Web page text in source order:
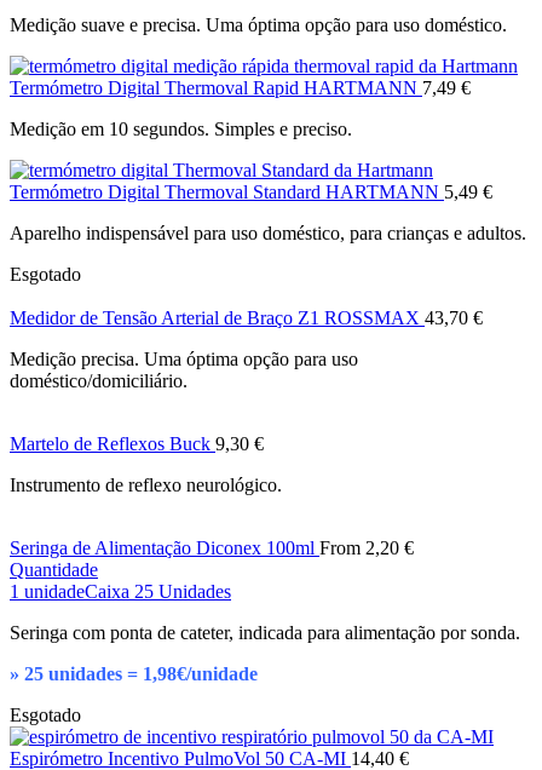
Medição suave e precisa. Uma óptima opção para uso doméstico.
Termómetro Digital Thermoval Rapid HARTMANN 7,49 €
Medição em 10 segundos. Simples e preciso.
Termómetro Digital Thermoval Standard HARTMANN 5,49 €
Aparelho indispensável para uso doméstico, para crianças e adultos.
Esgotado
Medidor de Tensão Arterial de Braço Z1 ROSSMAX 43,70 €
Medição precisa. Uma óptima opção para uso
doméstico/domiciliário.
Martelo de Reflexos Buck 9,30 €
Instrumento de reflexo neurológico.
Seringa de Alimentação Diconex 100ml From 2,20 €
Quantidade
1 unidadeCaixa 25 Unidades
Seringa com ponta de cateter, indicada para alimentação por sonda.
» 25 unidades = 1,98€/unidade
Esgotado
Espirómetro Incentivo PulmoVol 50 CA-MI 14,40 €